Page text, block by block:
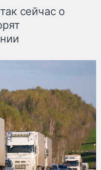
сейчас о